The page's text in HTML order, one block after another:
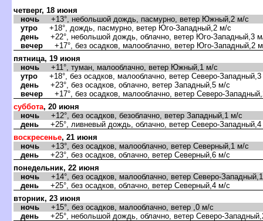
четверг, 18 июня
ночь +13°, небольшой дождь, пасмурно, ветер Южный,2 м/с
утро +18°, дождь, пасмурно, ветер Юго-Западный,2 м/с
день +22°, небольшой дождь, облачно, ветер Юго-Западный,3
ечер +17°, без осадков, малооблачно, ветер Юго-Западный,2
пятница, 19 июня
ночь +11°, туман, малооблачно, ветер Южный,1 м/с
утро +18°, без осадков, малооблачно, ветер Северо-
день +23°, без осадков, облачно, ветер Западный,5 м/с
ечер +17°, без осадков, малооблачно, ветер Северо-
суббота, 20 июня
ночь +12°, без осадков, безоблачно, ветер Западный,1 м/с
день +25°, ливневый дождь, облачно, ветер Северо-
оскресенье, 21 июня
ночь +13°, без осадков, малооблачно, ветер Северный,1 м/с
день +23°, без осадков, облачно, ветер Северный,6 м/с
понедельник, 22 июня
ночь +14°, без осадков, малооблачно, ветер Северо-
день +25°, без осадков, облачно, ветер Северный,4 м/с
торник, 23 июня
ночь +15°, без осадков, малооблачно, ветер ,0 м/с
день +25°, небольшой дождь, облачно, ветер Северо-